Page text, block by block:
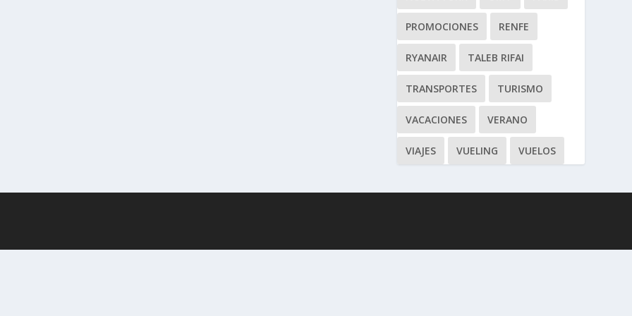
PROMOCIONES RENFE
RYANAIR TALEB RIFAI
TRANSPORTES TURISMO
VACACIONES VERANO
VIAJES VUELING VUELOS